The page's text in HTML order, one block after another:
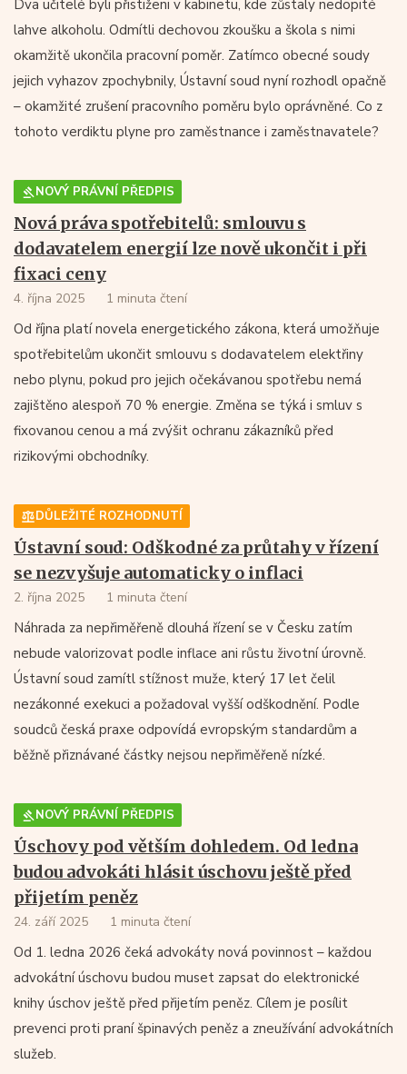
Dva učitelé byli přistiženi v kabinetu, kde zůstaly nedopité
lahve alkoholu. Odmítli dechovou zkoušku a škola s nimi
okamžitě ukončila pracovní poměr. Zatímco obecné soudy
jejich vyhazov zpochybnily, Ústavní soud nyní rozhodl opačně
– okamžité zrušení pracovního poměru bylo oprávněné. Co z
tohoto verdiktu plyne pro zaměstnance i zaměstnavatele?
NOVÝ PRÁVNÍ PŘEDPIS
Nová práva spotřebitelů: smlouvu s
dodavatelem energií lze nově ukončit i při
fixaci ceny
4. října 2025 1 minuta čtení
Od října platí novela energetického zákona, která umožňuje
spotřebitelům ukončit smlouvu s dodavatelem elektřiny
nebo plynu, pokud pro jejich očekávanou spotřebu nemá
zajištěno alespoň 70 % energie. Změna se týká i smluv s
fixovanou cenou a má zvýšit ochranu zákazníků před
rizikovými obchodníky.
DŮLEŽITÉ ROZHODNUTÍ
Ústavní soud: Odškodné za průtahy v řízení
se nezvyšuje automaticky o inflaci
2. října 2025 1 minuta čtení
Náhrada za nepřiměřeně dlouhá řízení se v Česku zatím
nebude valorizovat podle inflace ani růstu životní úrovně.
Ústavní soud zamítl stížnost muže, který 17 let čelil
nezákonné exekuci a požadoval vyšší odškodnění. Podle
soudců česká praxe odpovídá evropským standardům a
běžně přiznávané částky nejsou nepřiměřeně nízké.
NOVÝ PRÁVNÍ PŘEDPIS
Úschovy pod větším dohledem. Od ledna
budou advokáti hlásit úschovu ještě před
přijetím peněz
24. září 2025 1 minuta čtení
Od 1. ledna 2026 čeká advokáty nová povinnost – každou
advokátní úschovu budou muset zapsat do elektronické
knihy úschov ještě před přijetím peněz. Cílem je posílit
prevenci proti praní špinavých peněz a zneužívání advokátních
služeb.